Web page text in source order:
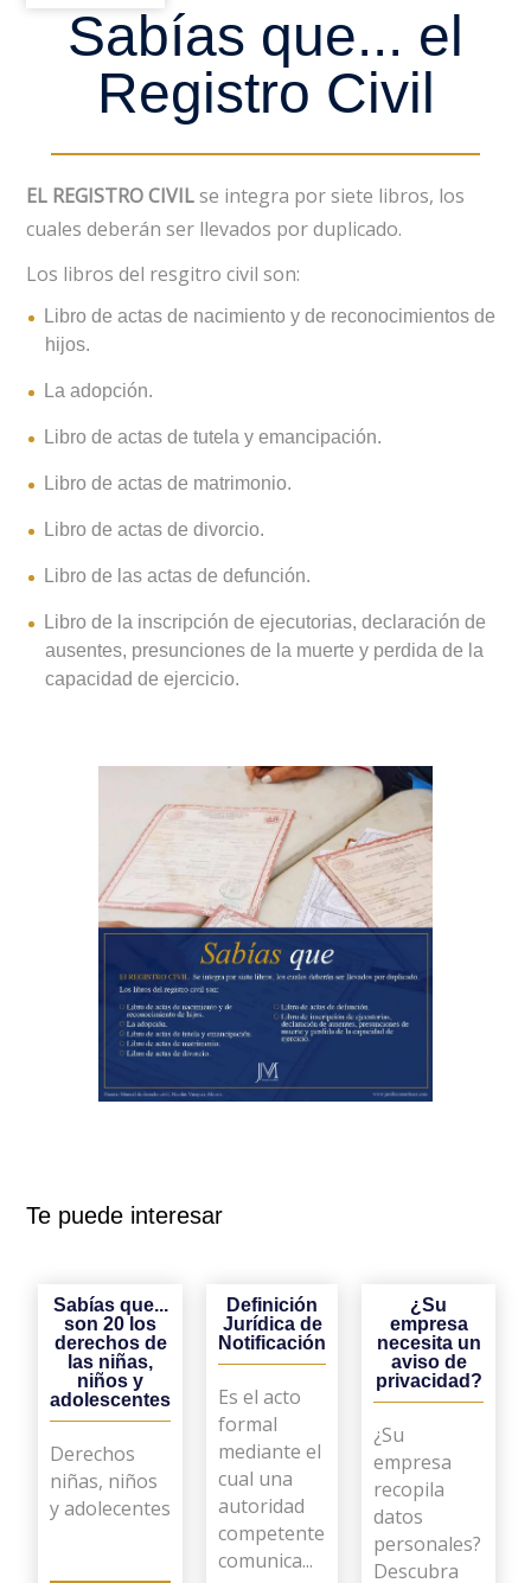
Sabías que... el
Registro Civil
EL REGISTRO CIVILse integra por siete libros, los
cuales deberán ser llevados por duplicado.
Los libros del resgitro civil son:
Libro de actas de nacimiento y de reconocimientos de
hijos.
La adopción.
Libro de actas de tutela y emancipación.
Libro de actas de matrimonio.
Libro de actas de divorcio.
Libro de las actas de defunción.
Libro de la inscripción de ejecutorias, declaración de
ausentes, presunciones de la muerte y perdida de la
capacidad de ejercicio.
Te puede interesar
Sabías que...
son 20 los
derechos de
las niñas,
niños y
adolescentes
Derechos
niñas, niños
y adolecentes
Definición
Jurídica de
Notificación
Es el acto
formal
mediante el
cual una
autoridad
competente
comunica...
¿Su
empresa
necesita un
aviso de
privacidad?
¿Su
empresa
recopila
datos
personales?
Descubra